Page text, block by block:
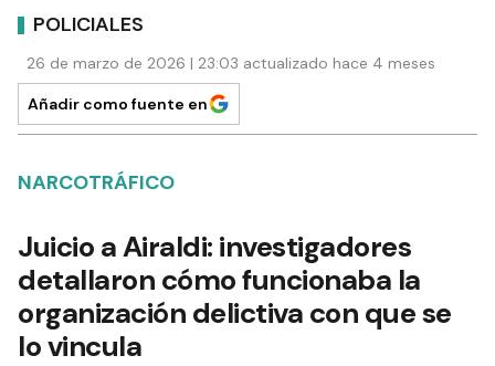
POLICIALES
26 de marzo de 2026 | 23:03 actualizado hace 4 meses
Añadir como fuente en
NARCOTRÁFICO
Juicio a Airaldi: investigadores
detallaron cómo funcionaba la
organización delictiva con que se
lo vincula